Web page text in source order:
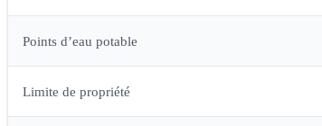
Points d’eau potable
Limite de propriété